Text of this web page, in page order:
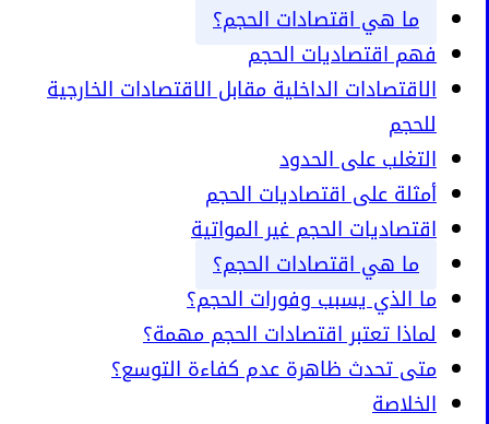
ما هي اقتصادات الحجم؟
فهم اقتصاديات الحجم
الاقتصادات الداخلية مقابل الاقتصادات الخارجية
للحجم
التغلب على الحدود
أمثلة على اقتصاديات الحجم
اقتصاديات الحجم غير المواتية
ما هي اقتصادات الحجم؟
ما الذي يسبب وفورات الحجم؟
لماذا تعتبر اقتصادات الحجم مهمة؟
متى تحدث ظاهرة عدم كفاءة التوسع؟
الخلاصة